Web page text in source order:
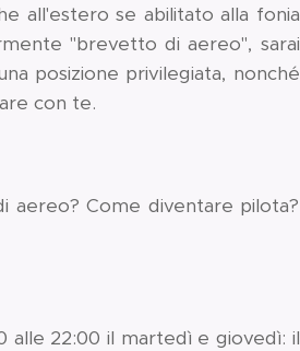
all'estero se abilitato alla fonia
"brevetto di aereo", sarai
posizione privilegiata, nonché
con te.
Come diventare pilota?
alle 22:00 il martedì e giovedì: il